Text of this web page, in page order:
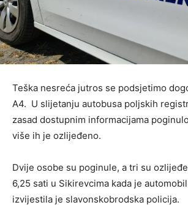
Teška nesreća jutros se podsjetimo
A4. U slijetanju autobusa poljskih
zasad dostupnim informacijama
više ih je ozlijeđeno.
Dvije osobe su poginule, a tri su
6,25 sati u Sikirevcima kada je
izvijestila je slavonskobrodska policija.